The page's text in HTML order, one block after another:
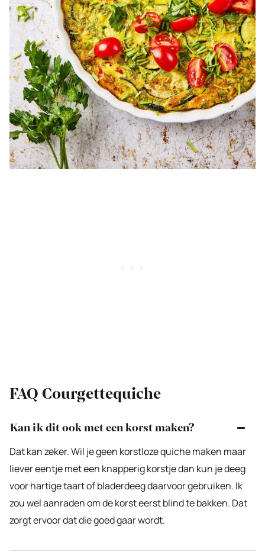
FAQ Courgettequiche
Kan ik dit ook met een korst maken?
Dat kan zeker. Wil je geen korstloze quiche maken maar
liever eentje met een knapperig korstje dan kun je deeg
voor hartige taart of bladerdeeg daarvoor gebruiken. Ik
zou wel aanraden om de korst eerst blind te bakken. Dat
zorgt ervoor dat die goed gaar wordt.